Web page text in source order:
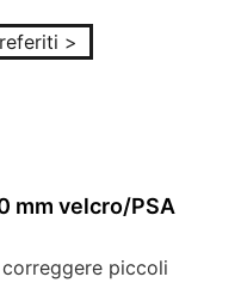
>
mm velcro/PSA
piccoli